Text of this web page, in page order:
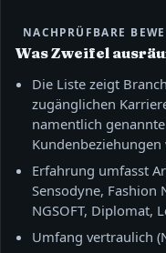
NACHPRÜFBARE
Was Zweifel
Die Liste zeigt
zugänglichen
namentlich
Erfahrung umfasst
Sensodyne, Fashion
NGSOFT, Diplomat,
Umfang vertraulich